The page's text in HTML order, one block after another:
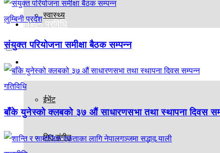
स्वास्थ्य
विज्ञान प्रविधि
ईभेंट
गित संगीत
लुम्बिनी प्रदेश
संयुक्त परियोजना समीक्षा बैठक सम्पन्न
गतिविधि
बाँके युनेस्को क्लबको ३७ औं साधारणसभा तथा स्थापना दिवस